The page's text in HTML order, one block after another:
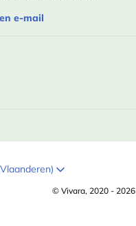
e-mail
© Vivara, 2020 - 2026